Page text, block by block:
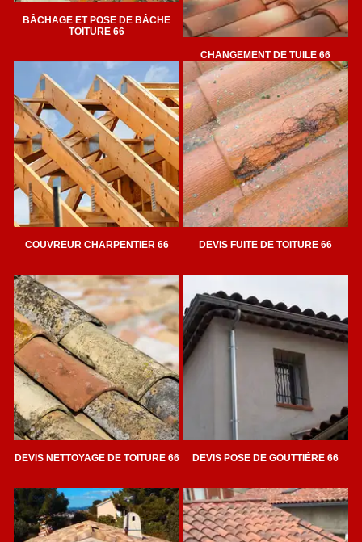
BÂCHAGE ET POSE DE BÂCHE
TOITURE 66
CHANGEMENT DE TUILE 66
COUVREUR CHARPENTIER 66 DEVIS FUITE DE TOITURE 66
DEVIS NETTOYAGE DE TOITURE 66 DEVIS POSE DE GOUTTIÈRE 66